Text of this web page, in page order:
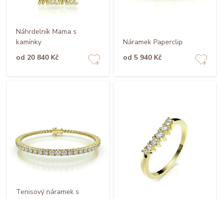
Náhrdelník Mama s
kamínky
od 20 840 Kč
Náramek Paperclip
od 5 940 Kč
Tenisový náramek s